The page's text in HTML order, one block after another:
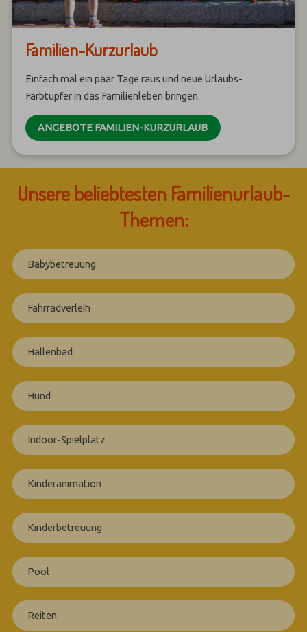
Familien-Kurzurlaub
Einfach mal ein paar Tage raus und neue Urlaubs-
Farbtupfer in das Familienleben bringen.
ANGEBOTE FAMILIEN-KURZURLAUB
Unsere beliebtesten Familienurlaub-
Themen:
Babybetreuung
Fahrradverleih
Hallenbad
Hund
Indoor-Spielplatz
Kinderanimation
Kinderbetreuung
Pool
Reiten